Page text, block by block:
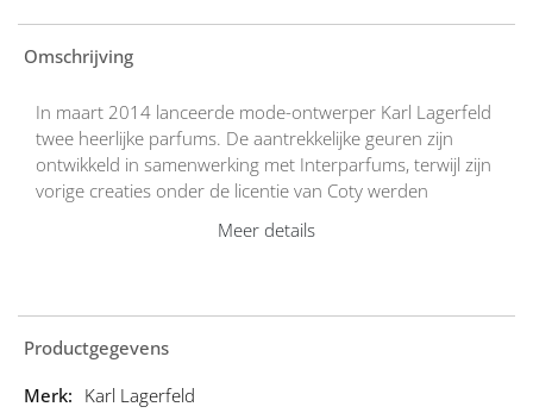
Omschrijving
In maart 2014 lanceerde mode-ontwerper Karl Lagerfeld
twee heerlijke parfums. De aantrekkelijke geuren zijn
ontwikkeld in samenwerking met Interparfums, terwijl zijn
vorige creaties onder de licentie van Coty werden
uitgegeven. De parfums bestaan uit een mannelijke en
een vrouwelijke versie, Karl Lagerfeld for Her eau de
herengeur die opent met verfrissende mandarijn en
lavendelolie. Zijn hart van groene appel en viooltjes is
sandelhout.
Meer details
Productgegevens
Productgegevens
Karl Lagerfeld